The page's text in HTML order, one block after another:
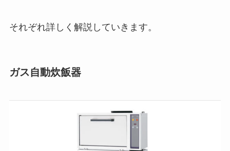
それぞれ詳しく解説していきます。
ガス自動炊飯器